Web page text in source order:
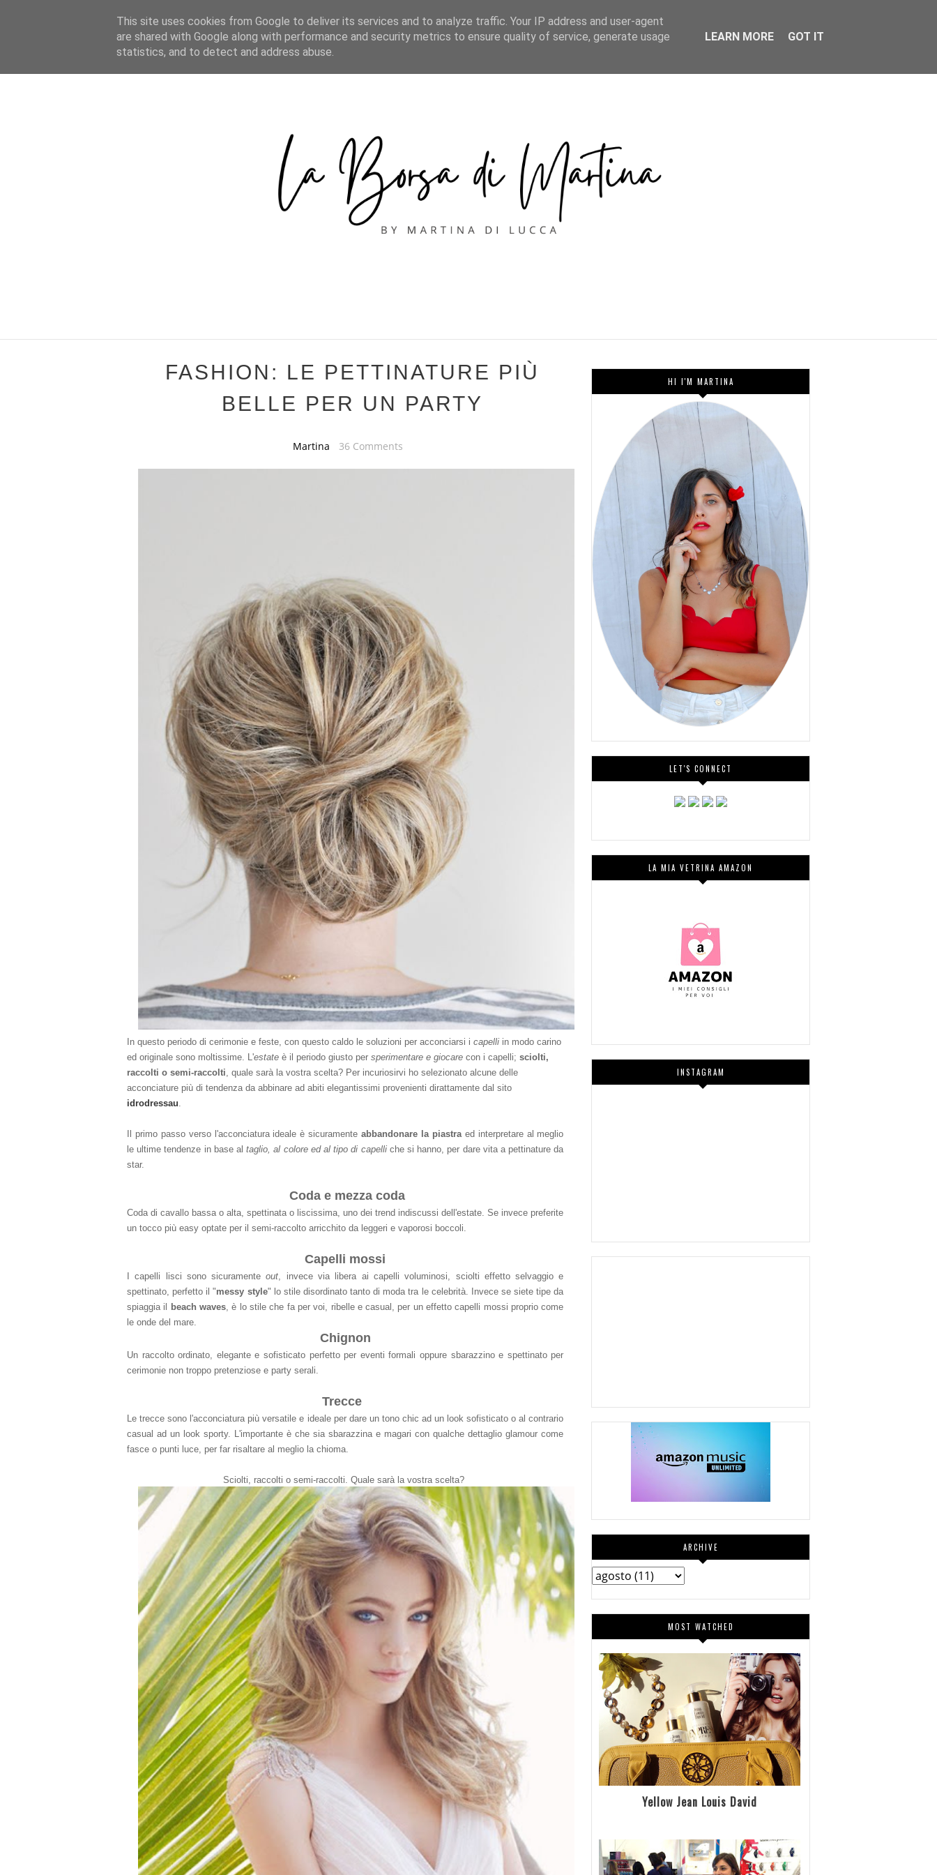
HOME CATEGORIES CONTACT
FASHION: LE PETTINATURE PIÙ
BELLE PER UN PARTY
Martina 36 Comments
In questo periodo di cerimonie e feste, con questo caldo le soluzioni per acconciarsi i capelli in modo carino
ed originale sono moltissime. L'estate è il periodo giusto per sperimentare e giocare con i capelli; sciolti,
raccolti o semi-raccolti, quale sarà la vostra scelta? Per incuriosirvi ho selezionato alcune delle
acconciature più di tendenza da abbinare ad abiti e legantissimi provenienti dirattamente dal sito
idrodressau.
Il primo passo verso l'acconciatura ideale è sicuramenteabbandonare la piastra ed interpretare al meglio
le ultime tendenze in base altaglio, al colore ed al tipo di capelliche si hanno, per dare vita a pettinature da
star.
Coda e mezza coda
Coda di cavallo bassa o alta, spettinata o liscissima, uno dei trend indiscussi dell'estate. Se invece preferite
un tocco più easy optate per il semi-raccolto arricchito da leggeri e vaporosi boccoli.
Capelli mossi
I capelli lisci sono sicuramenteout, invece via libera ai capelli voluminosi, sciolti effetto selvaggio e
spettinato, perfetto il "messy style" lo stile disordinato tanto di moda tra le celebrità. Invece se siete tipe da
spiaggia il
beach waves, è lo stile che fa per voi, ribelle e casual, per un effetto capelli mossi proprio come
le onde del mare.
Chignon
Un raccolto ordinato, elegante e sofisticato perfetto per eventi formali oppure sbarazzino e spettinato per
cerimonie non troppo pretenziose e party serali.
Trecce
Le trecce sono l'acconciatura più versatile e ideale per dare un tono chic ad un look sofisticato o al contrario
casual ad un look sporty. L'importante è che sia sbarazzina e magari con qualche dettaglio glamour come
fasce o punti luce, per far risaltare al meglio la chioma.
Sciolti, raccolti o semi-raccolti. Quale sarà la vostra scelta?
HI I'M MARTINA
LET'S CONNECT
LA MIA VETRINA AMAZON
INSTAGRAM
ARCHIVE
MOST WATCHED
Yellow Jean Louis David
This site uses cookies from Google to deliver its services and to analyze traffic. Your IP address and user-agent
are shared with Google along with performance and security metrics to ensure quality of service, generate usage
statistics, and to detect and address abuse.
LEARN MORE GOT IT